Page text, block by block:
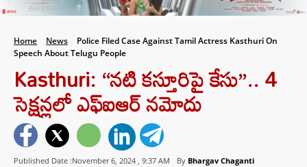
Home News
Police Filed Case Against Tamil Actress Kasthuri On
Speech About Telugu People
Kasthuri: “నటి కస్తూరిపై కేసు”.. 4
సెక్షన్లలో ఎఫ్ఐఆర్ నమోదు
Published Date :November 6, 2024 , 9:37 AM By Bhargav Chaganti